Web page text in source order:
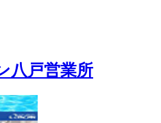
八戸営業所